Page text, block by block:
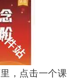
，点击一个课